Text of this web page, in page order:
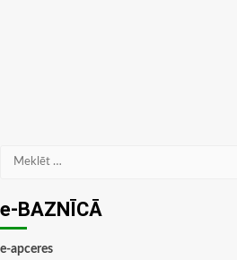
Meklēt:
e-BAZNĪCĀ
e-apceres